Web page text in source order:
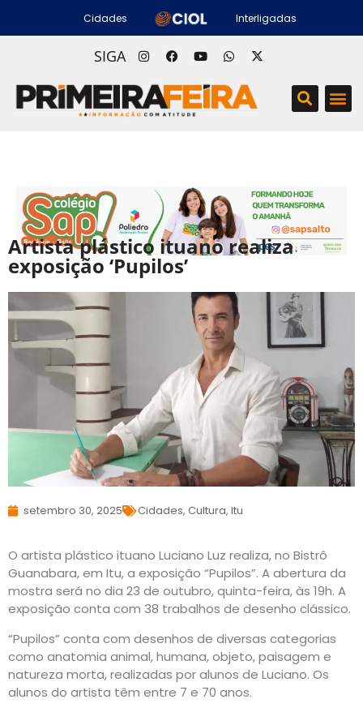
Cidades Interligadas
SIGA
Artista plástico ituano realiza
exposição ‘Pupilos’
setembro 30, 2025 Cidades, Cultura, Itu
O artista plástico ituano Luciano Luz realiza, no Bistrô
Guanabara, em Itu, a exposição “Pupilos”. A abertura da
mostra será no dia 23 de outubro, quinta-feira, às 19h. A
exposição conta com 38 trabalhos de desenho clássico.
“Pupilos” conta com desenhos de diversas categorias
como anatomia animal, humana, objeto, paisagem e
natureza morta, realizadas por alunos de Luciano. Os
alunos do artista têm entre 7 e 70 anos.